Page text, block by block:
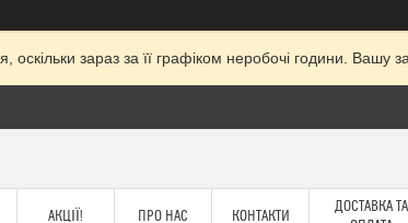
зараз за її графіком неробочі години.
АКЦІЇ! ПРО НАС КОНТАКТИ
ДОСТАВКА ТА